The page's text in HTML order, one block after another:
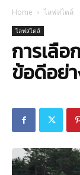
Home ไลฟสไตล์
ไลฟสไตล์
การเลือ
ข้อดีอย่า